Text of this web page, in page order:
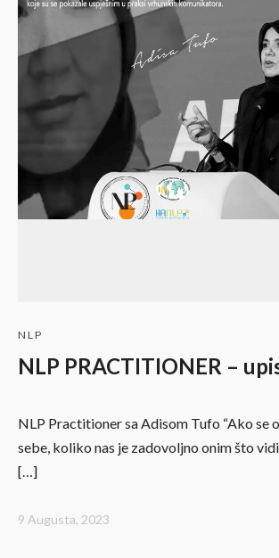
NLP
NLP PRACTITIONER –
NLP Practitioner sa Adisom Tufo “Ako se
sebe, koliko nas je zadovoljno onim što
[…]
9 Augusta, 2023